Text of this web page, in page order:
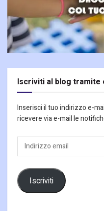
Iscriviti al blog tramite
Inserisci il tuo indirizzo e-
ricevere via e-mail le
Indirizzo
email
Iscriviti